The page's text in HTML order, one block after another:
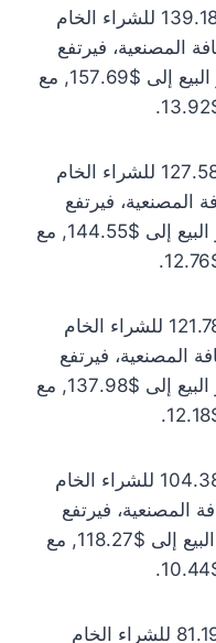
سعر الذهب عيار 24 اليوم يبلغ $139.18 للشراء الخام
إضافة المصنعية، فيرتفع
سعر الشراء إلى $153.09 وسعر البيع إلى $157.69, مع
سعر الذهب عيار 22 اليوم يبلغ $127.58 للشراء الخام
المصنعية، فيرتفع
سعر الشراء إلى $140.34 وسعر البيع إلى $144.55, مع
سعر الذهب عيار 21 اليوم يبلغ $121.78 للشراء الخام
إضافة المصنعية، فيرتفع
سعر الشراء إلى $133.96 وسعر البيع إلى $137.98, مع
سعر الذهب عيار 18 اليوم يبلغ $104.38 للشراء الخام
إضافة المصنعية، فيرتفع
سعر الشراء إلى $114.82 وسعر البيع إلى $118.27, مع
سعر الذهب عيار 14 اليوم يبلغ $81.19 للشراء الخام